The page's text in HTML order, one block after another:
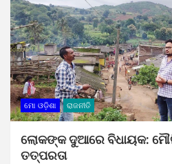
ମୋ ଓଡ଼ିଶା ରାଜନୀତି
ଲୋକଙ୍କ ଦୁଆରେ ବିଧାୟକ:
ତତ୍ପରତା